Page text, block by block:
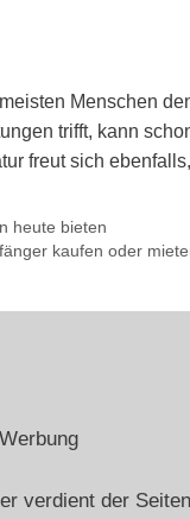
Menschen
trifft, kann
freut sich
heute bieten
kaufen oder
verdient der